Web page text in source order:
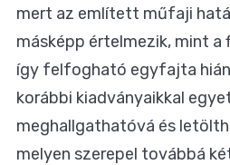
mert az említett műfaji
másképp értelmezik, mint a
így felfogható egyfajta
korábbi kiadványaikkal
meghallgathatóvá és
melyen szerepel továbbá